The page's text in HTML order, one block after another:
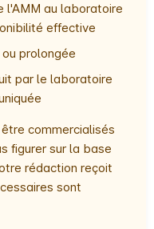
l'AMM au laboratoire
effective
prolongée
par le laboratoire
commercialisés
figurer sur la base
rédaction reçoit
sont